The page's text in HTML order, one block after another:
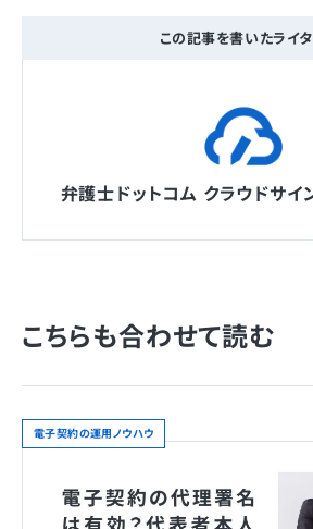
この記事を書いたライ
弁護士ドットコム クラウドサイ
こちらも合わせて読む
電子契約の運用ノウハウ